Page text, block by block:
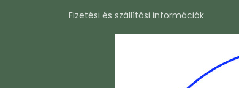
Fizetési és szállítási információk